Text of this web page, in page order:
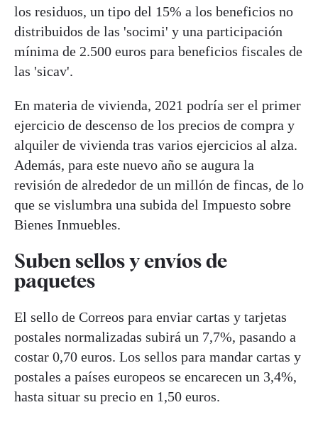
los residuos, un tipo del 15% a los beneficios no
distribuidos de las 'socimi' y una participación
mínima de 2.500 euros para beneficios fiscales de
las 'sicav'.
En materia de vivienda, 2021 podría ser el primer
ejercicio de descenso de los precios de compra y
alquiler de vivienda tras varios ejercicios al alza.
Además, para este nuevo año se augura la
revisión de alrededor de un millón de fincas, de lo
que se vislumbra una subida del Impuesto sobre
Bienes Inmuebles.
Suben sellos y envíos de
paquetes
El sello de Correos para enviar cartas y tarjetas
postales normalizadas subirá un 7,7%, pasando a
costar 0,70 euros. Los sellos para mandar cartas y
postales a países europeos se encarecen un 3,4%,
hasta situar su precio en 1,50 euros.